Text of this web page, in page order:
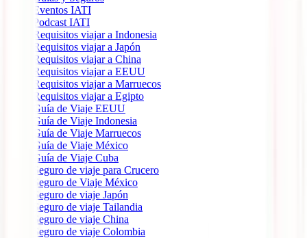
Eventos IATI
Podcast IATI
Requisitos viajar a Indonesia
Requisitos viajar a Japón
Requisitos viajar a China
Requisitos viajar a EEUU
Requisitos viajar a Marruecos
Requisitos viajar a Egipto
Guía de Viaje EEUU
Guía de Viaje Indonesia
Guía de Viaje Marruecos
Guía de Viaje México
Guía de Viaje Cuba
Seguro de viaje para Crucero
Seguro de Viaje México
Seguro de viaje Japón
Seguro de viaje Tailandia
Seguro de viaje China
Seguro de viaje Colombia